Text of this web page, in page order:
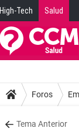
High-Tech Salud
Foros
Tema Anterior